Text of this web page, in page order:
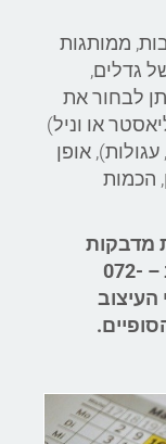
ממותגות
גדלים,
לבחור את
או וניל)
אופן
הכמות
מדבקות
מעוצבות, ניתן ליצור עימנו קשר ב – 072-
העיצוב